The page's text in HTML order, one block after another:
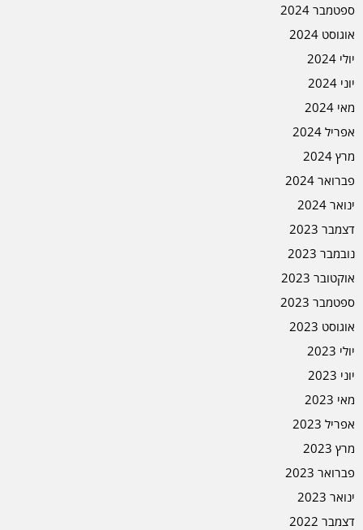
ספטמבר 2024
אוגוסט 2024
יולי 2024
יוני 2024
מאי 2024
אפריל 2024
מרץ 2024
פברואר 2024
ינואר 2024
דצמבר 2023
נובמבר 2023
אוקטובר 2023
ספטמבר 2023
אוגוסט 2023
יולי 2023
יוני 2023
מאי 2023
אפריל 2023
מרץ 2023
פברואר 2023
ינואר 2023
דצמבר 2022